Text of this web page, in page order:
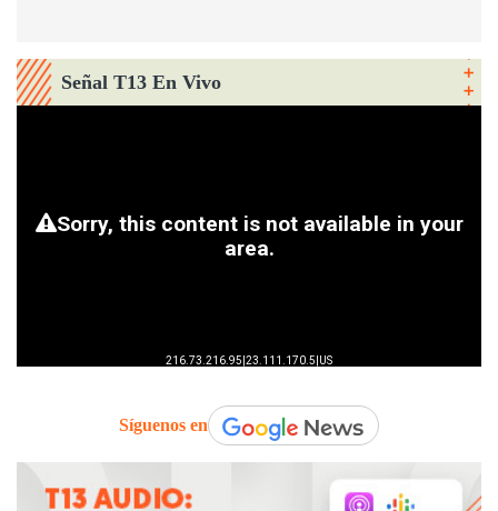
Señal T13 En Vivo
Síguenos en